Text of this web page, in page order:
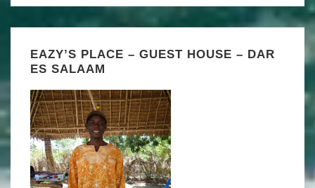
EAZY’S PLACE – GUEST HOUSE – DAR
ES SALAAM